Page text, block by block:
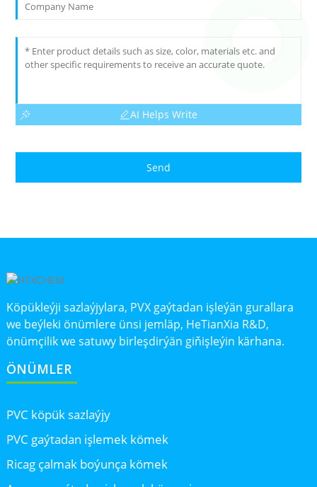
AI Helps Write
Send
Köpükleýji sazlaýjylara, PVX gaýtadan işleýän gurallara
we beýleki önümlere ünsi jemläp, HeTianXia R&D,
önümçilik we satuwy birleşdirýän giňişleýin kärhana.
ÖNÜMLER
PVC köpük sazlaýjy
PVC gaýtadan işlemek kömek
Ricag çalmak boýunça kömek